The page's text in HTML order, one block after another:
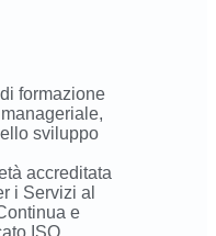
formazione
sviluppo
accreditata
i Servizi al
e
ISO